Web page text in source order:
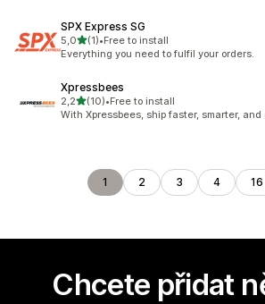
SPX Express SG
5,0z 5 hvězd
(1)
Celkový počet recenzí: 1
•Free to install
Everything you need to fulfil your orders.
Xpressbees
2,2z 5 hvězd
(10)
Celkový počet recenzí: 10
•Free to install
With Xpressbees, ship faster, smarter, and
1 2 3 4 16
Chcete přidat